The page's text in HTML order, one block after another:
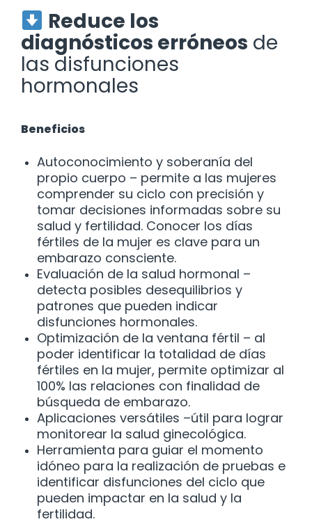
Reduce los
diagnósticos erróneos de
las disfunciones
hormonales
Beneficios
Autoconocimiento y soberanía del
propio cuerpo – permite a las mujeres
comprender su ciclo con precisión y
tomar decisiones informadas sobre su
salud y fertilidad. Conocer los días
fértiles de la mujer es clave para un
embarazo consciente.
Evaluación de la salud hormonal –
detecta posibles desequilibrios y
patrones que pueden indicar
disfunciones hormonales.
Optimización de la ventana fértil – al
poder identificar la totalidad de días
fértiles en la mujer, permite optimizar al
100% las relaciones con finalidad de
búsqueda de embarazo.
Aplicaciones versátiles –útil para lograr
monitorear la salud ginecológica.
Herramienta para guiar el momento
idóneo para la realización de pruebas e
identificar disfunciones del ciclo que
pueden impactar en la salud y la
fertilidad.